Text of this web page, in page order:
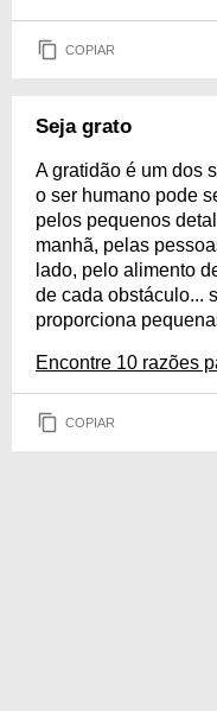
COPIAR
Seja grato
A gratidão é um dos
o ser humano pode
pelos pequenos
manhã, pelas
lado, pelo alimento
de cada obstáculo...
proporciona
Encontre 10 razões
COPIAR